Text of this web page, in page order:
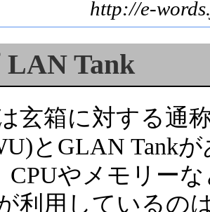
http://e-
LAN Tank
玄箱に対する通
とGLAN Tank
CPUやメモリー
利用しているの